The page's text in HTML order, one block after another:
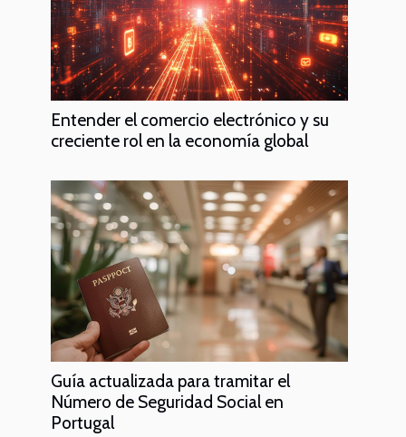
Entender el comercio electrónico y su
creciente rol en la economía global
Guía actualizada para tramitar el
Número de Seguridad Social en
Portugal